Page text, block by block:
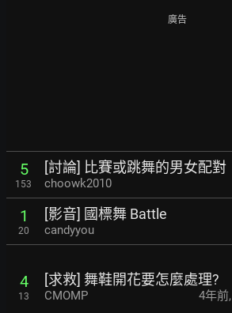
廣告
5
153
[討論] 比賽或跳舞的男女配對
choowk2010
1
20
[影音] 國標舞 Battle
candyyou
4
13
[求救] 舞鞋開花要怎麼處理?
CMOMP 4年前,